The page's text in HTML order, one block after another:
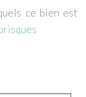
ce bien est